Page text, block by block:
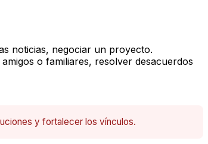
noticias, negociar un proyecto.
o familiares, resolver desacuerdos
y fortalecer los vínculos.